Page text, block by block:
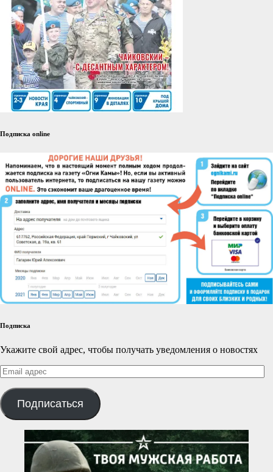
Подписка online
Подписка
Укажите свой адрес, чтобы получать уведомления о новостях
Email
адрес
Подписаться